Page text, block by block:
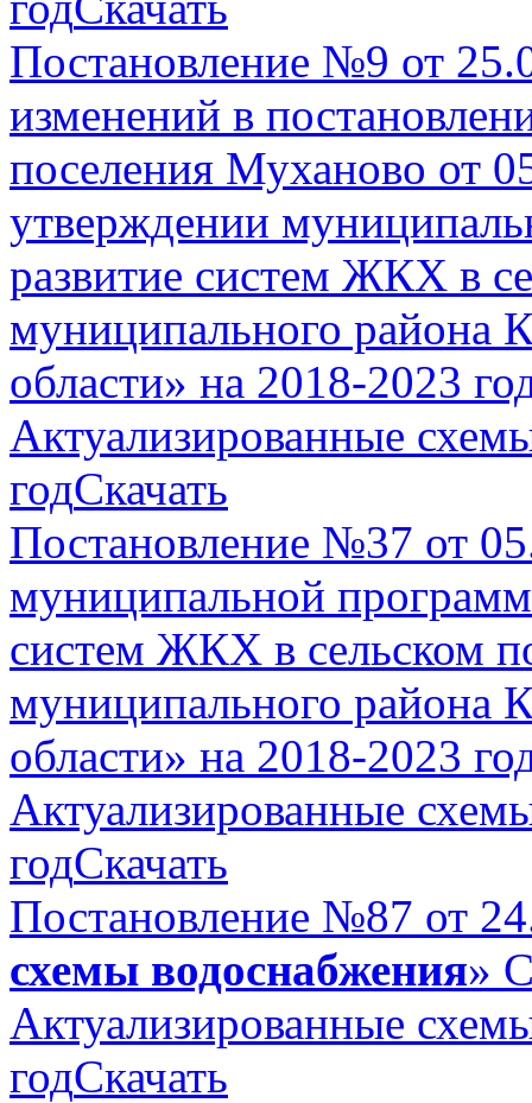
Постановление №9 от
изменений в
поселения Муханово от
утверждении
развитие систем ЖКХ в
муниципального района
области» на 2018-2023
Актуализированные
годСкачать
Постановление №37 от
муниципальной
систем ЖКХ в сельском
муниципального района
области» на 2018-2023
Актуализированные
годСкачать
Постановление №87 от
схемы водоснабжения»
Актуализированные
годСкачать